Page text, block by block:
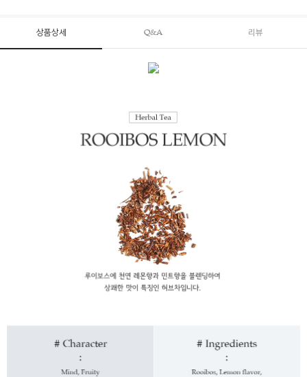
상품상세 Q&A 리뷰